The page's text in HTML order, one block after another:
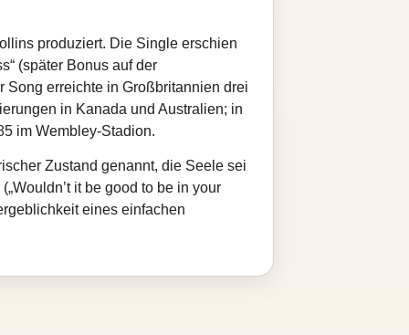
produziert. Die Single erschien
(später Bonus auf der
Song erreichte in Großbritannien drei
in Kanada und Australien; in
im Wembley‑Stadion.
Zustand genannt, die Seele sei
it be good to be in your
eines einfachen